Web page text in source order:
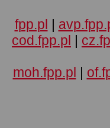
fpp.pl |
cod.fpp.pl |
moh.fpp.pl |